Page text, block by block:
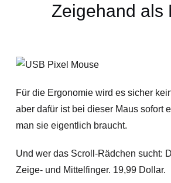
Zeigehand als
Für die Ergonomie wird es sicher
aber dafür ist bei dieser Maus sofort
man sie eigentlich braucht.
Und wer das Scroll-Rädchen sucht:
Zeige- und Mittelfinger. 19,99 Dollar.